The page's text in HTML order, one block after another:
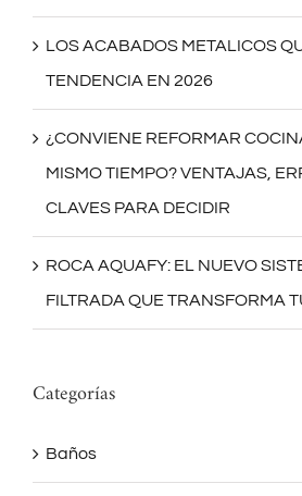
LOS ACABADOS METALICOS
TENDENCIA EN 2026
¿CONVIENE REFORMAR
MISMO TIEMPO? VENTAJAS,
CLAVES PARA DECIDIR
ROCA AQUAFY: EL NUEVO
FILTRADA QUE TRANSFORMA
Categorías
Baños